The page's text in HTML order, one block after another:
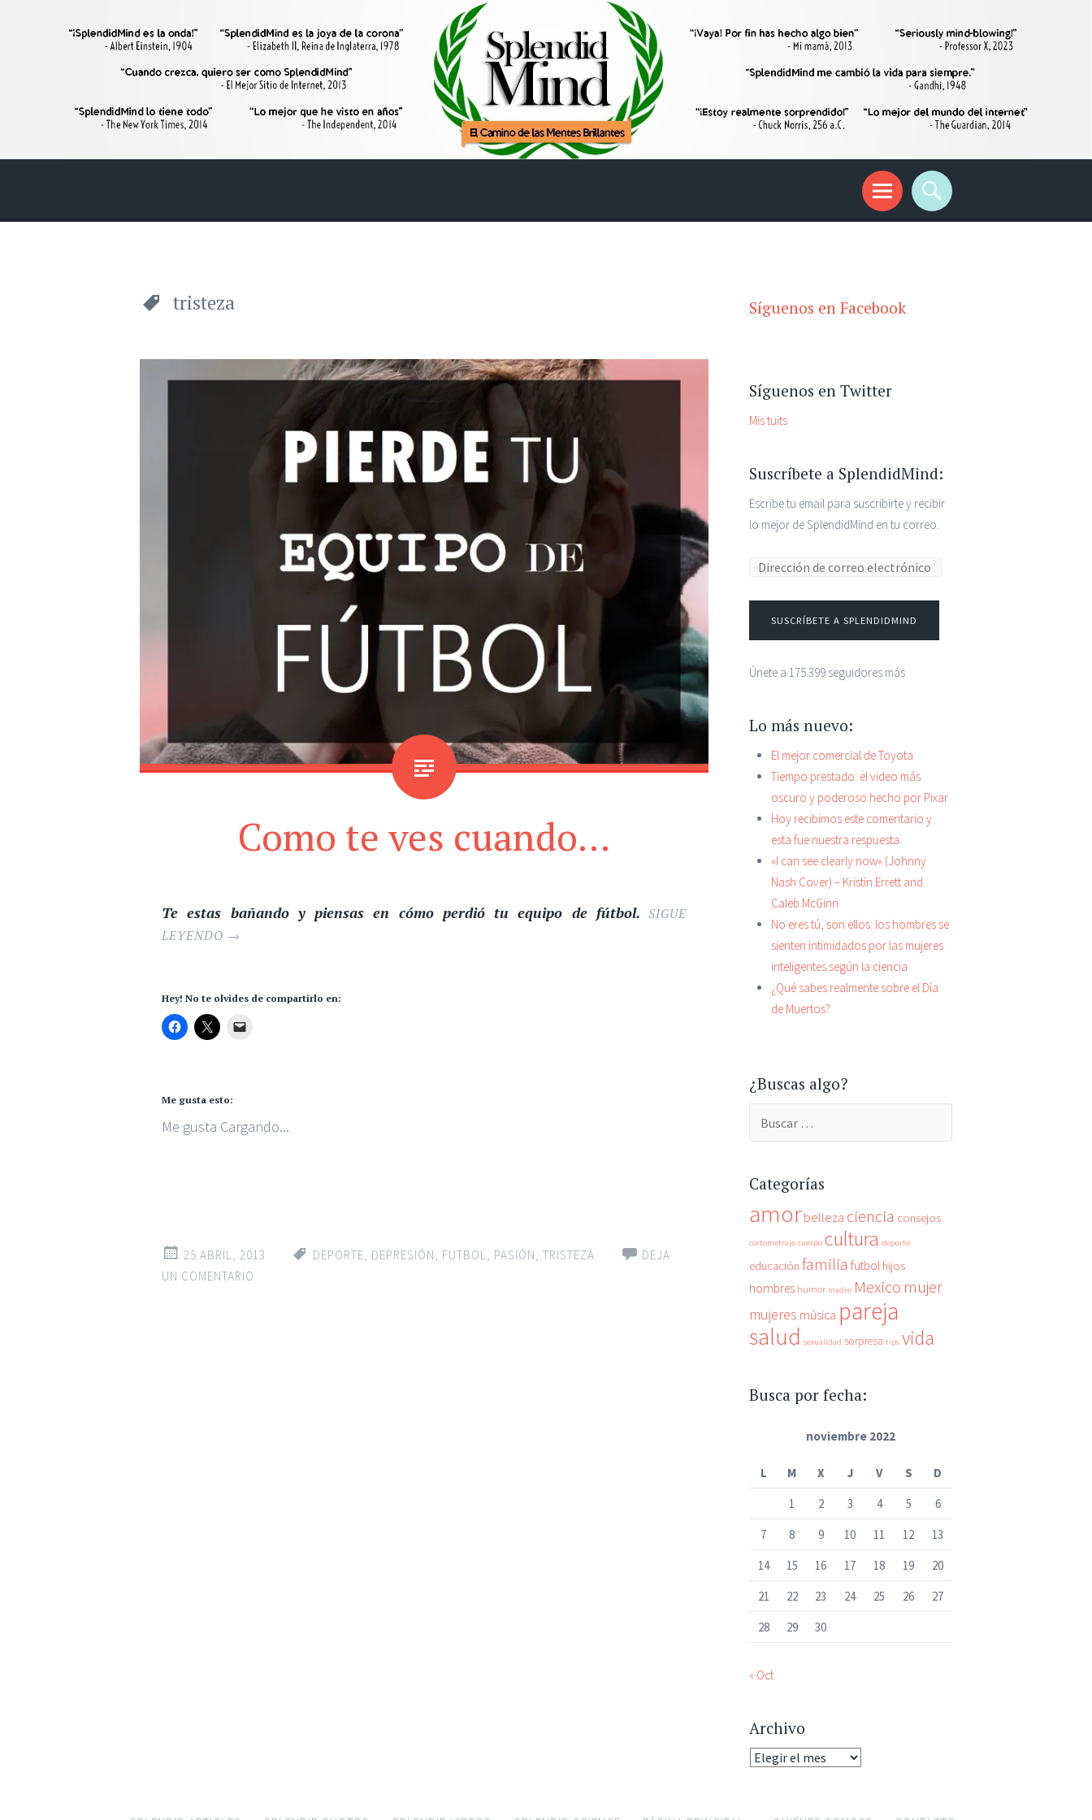
Menú
Buscar
tristeza
Como te ves cuando…
Te estas bañando y piensas en cómo perdió tu equipo de fútbol. SIGUE
LEYENDO →
Hey! No te olvides de compartirlo en:
Me gusta esto:
Me gusta Cargando...
25 ABRIL, 2013 DEPORTE, DEPRESIÓN, FUTBOL, PASIÓN, TRISTEZA
DEJA
UN COMENTARIO
Síguenos en Facebook
Síguenos en Twitter
Mis tuits
Suscríbete a SplendidMind:
Escribe tu email para suscribirte y recibir
lo mejor de SplendidMind en tu correo.
SUSCRÍBETE A SPLENDIDMIND
Únete a 175.399 seguidores más
Lo más nuevo:
El mejor comercial de Toyota
Tiempo prestado: el video más
oscuro y poderoso hecho por Pixar
Hoy recibimos este comentario y
esta fue nuestra respuesta.
«I can see clearly now» (Johnny
Nash Cover) – Kristin Errett and
Caleb McGinn
No eres tú, son ellos: los hombres se
sienten intimidados por las mujeres
inteligentes según la ciencia
¿Qué sabes realmente sobre el Día
de Muertos?
¿Buscas algo?
Categorías
amor belleza ciencia consejos
cortometraje cuerpo cultura deporte
educación familia futbol hijos
hombres humor madre Mexico mujer
mujeres música pareja
salud sexualidad sorpresa tips vida
Busca por fecha:
noviembre 2022
L M X J V S
D
1
2 3 4 5
6
7
8 9 10 11 12
13
14
15 16 17 18 19
20
21
22 23 24 25 26
27
28
29 30
« Oct
Archivo